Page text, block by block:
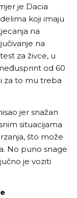
je Dacia
koji imaju
na
na
za živce, u
od 60
za to mu treba
jer snažan
situacijama
što može
No puno snage
je voziti